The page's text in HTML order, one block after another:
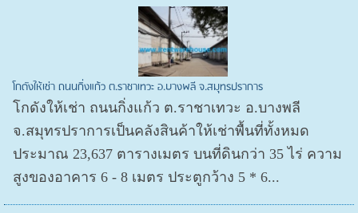
โกดังให้เช่า ถนนกิ่งแก้ว ต.ราชาเทวะ อ.บางพลี จ.สมุทรปราการ
โกดังให้เช่า ถนนกิ่งแก้ว ต.ราชาเทวะ อ.บางพลี
จ.สมุทรปราการเป็นคลังสินค้าให้เช่าพื้นที่ทั้งหมด
ประมาณ 23,637 ตารางเมตร บนที่ดินกว่า 35 ไร่ ความ
สูงของอาคาร 6 - 8 เมตร ประตูกว้าง 5 * 6...